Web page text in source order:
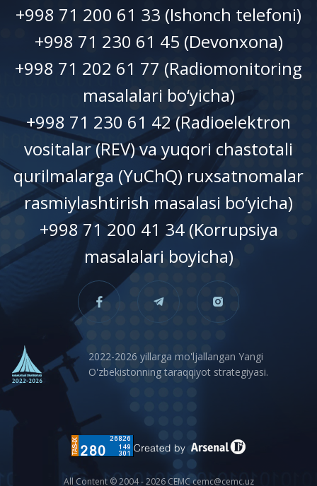
+998 71 200 61 33 (Ishonch telefoni)
+998 71 230 61 45 (Devonxonа)
+998 71 202 61 77 (Radiomonitoring
masalalari bo‘yicha)
+998 71 230 61 42 (Radioelektron
vositalar (REV) va yuqori chastotali
qurilmalarga (YuChQ) ruxsatnomalar
rasmiylashtirish masalasi bo‘yicha)
+998 71 200 41 34 (Korrupsiya
masalalari boyicha)
2022-2026 yillarga mo'ljallangan Yangi
O'zbekistonning taraqqiyot strategiyasi.
All Content © 2004 - 2026 CEMC cemc@cemc.uz